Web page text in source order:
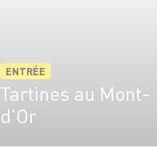
ENTRÉE
Tartines au Mont-
d'Or